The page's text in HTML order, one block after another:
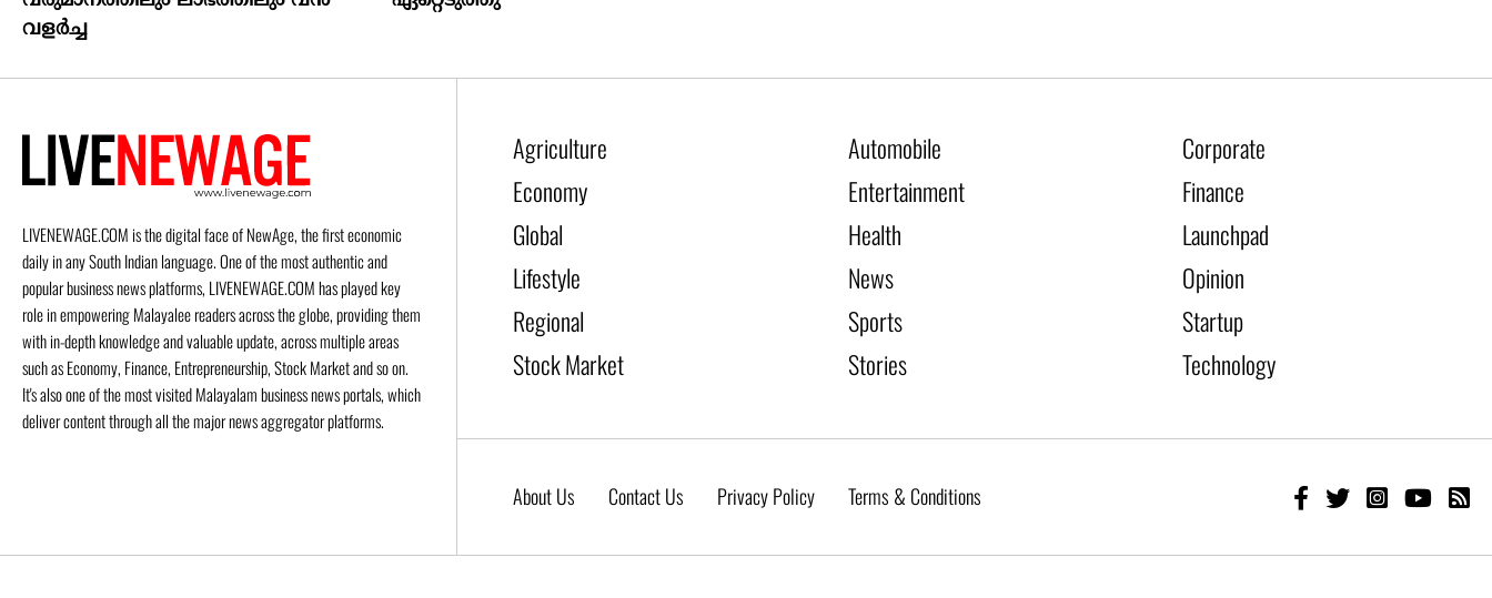
വളർച്ച
LIVENEWAGE.COM is the digital face of NewAge, the first economic
daily in any South Indian language. One of the most authentic and
popular business news platforms, LIVENEWAGE.COM has played key
role in empowering Malayalee readers across the globe, providing them
with in-depth knowledge and valuable update, across multiple areas
such as Economy, Finance, Entrepreneurship, Stock Market and so on.
It's also one of the most visited Malayalam business news portals, which
deliver content through all the major news aggregator platforms.
Agriculture Automobile
Corporate
Economy
Entertainment
Finance
Global
Health
Launchpad
Lifestyle
News
Opinion
Regional
Sports
Startup
Stock Market
Stories Technology
About Us Contact Us Privacy Policy Terms & Conditions